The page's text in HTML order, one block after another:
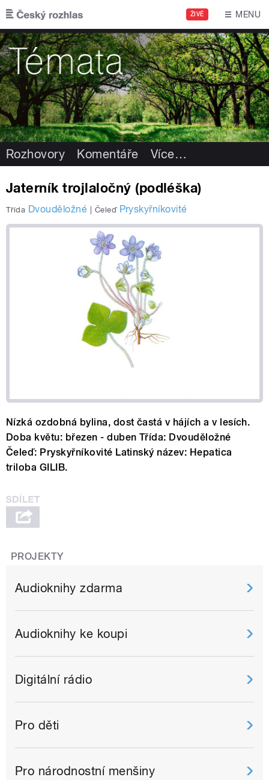
Přejít k hlavnímu obsahu
ŽIVĚ MENU
Rozhovory Komentáře Více…
Jaterník trojlaločný (podléška)
Třída Dvouděložné | Čeleď Pryskyřníkovité
Nízká ozdobná bylina, dost častá v hájích a v lesích.
Doba květu: březen - duben Třída: Dvouděložné
Čeleď: Pryskyřníkovité Latinský název: Hepatica
triloba GILIB.
PROJEKTY
Audioknihy zdarma
Audioknihy ke koupi
Digitální rádio
Pro děti
Pro národnostní menšiny